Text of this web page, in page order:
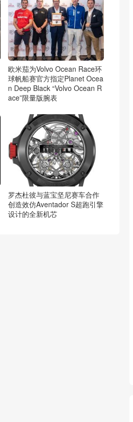
欧米茄为Volvo Ocean Race环
球帆船赛官方指定Planet Ocea
n Deep Black “Volvo Ocean R
ace”限量版腕表
罗杰杜彼与蓝宝坚尼赛车合作
创造效仿Aventador S超跑引擎
设计的全新机芯